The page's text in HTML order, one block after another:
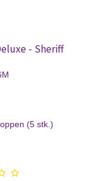
- Sheriff
(5 stk.)